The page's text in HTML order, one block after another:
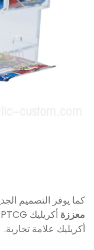
كما يوفر التصميم
معززة
أكريليك علامة تجارية.